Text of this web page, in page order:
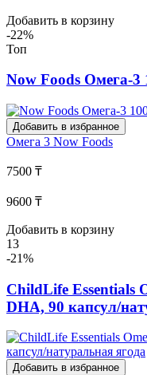
Добавить в корзину
-22%
Топ
Now Foods Омега-3
Добавить в избранное
Омега 3 Now Foods
7500 ₸
9600 ₸
Добавить в корзину
13
-21%
ChildLife Essentials
DHA, 90 капсул/
Добавить в избранное